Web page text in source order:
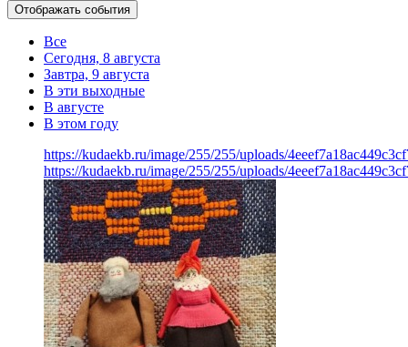
Отображать события
Все
Сегодня, 8 августа
Завтра, 9 августа
В эти выходные
В августе
В этом году
https://kudaekb.ru/image/255/255/uploads/
https://kudaekb.ru/image/255/255/uploads/